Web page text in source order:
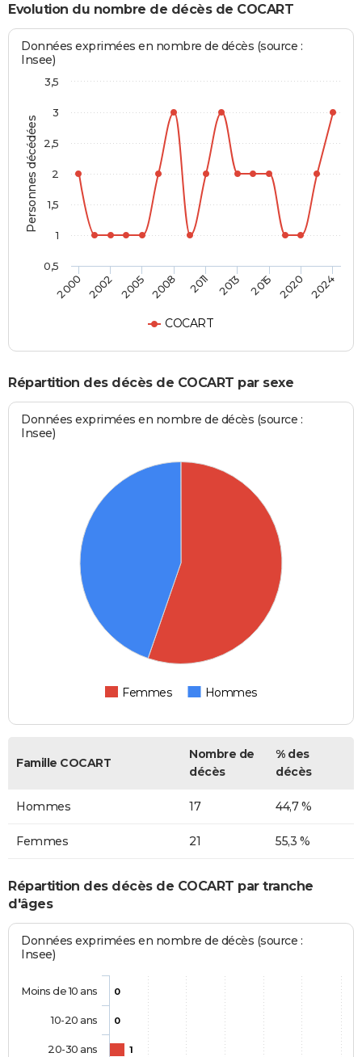
Evolution du nombre de décès de COCART
Personnes décédées
Données exprimées en nombre de décès (source :
Insee)
COCART
2000 2002 2005 2008 2011 2013 2015 2020 2024
0,5
1
1,5
2
2,5
3
3,5
Répartition des décès de COCART par sexe
Données exprimées en nombre de décès (source :
Insee)
Femmes Hommes
Famille COCART
Nombre de
décès
% des
décès
Hommes 17 44,7 %
Femmes 21 55,3 %
Répartition des décès de COCART par tranche
d'âges
Données exprimées en nombre de décès (source :
Insee)
0
0
1
Moins de 10 ans
10-20 ans
20-30 ans